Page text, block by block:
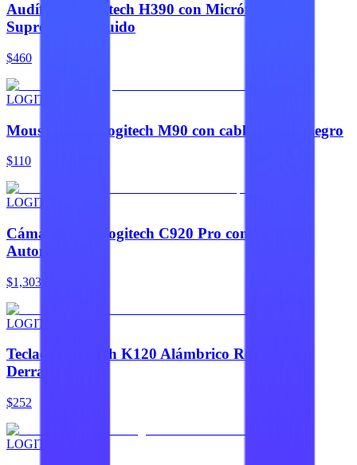
Audífonos Logitech H390 con Micrófono y
Supresión de Ruido
$460
LOGITECH
Mouse óptico Logitech M90 con cable USB-A negro
$110
LOGITECH
Cámara Web Logitech C920 Pro con Enfoque
Automático
$1,303
LOGITECH
Teclado Logitech K120 Alámbrico Resistente a
Derrames
$252
LOGITECH